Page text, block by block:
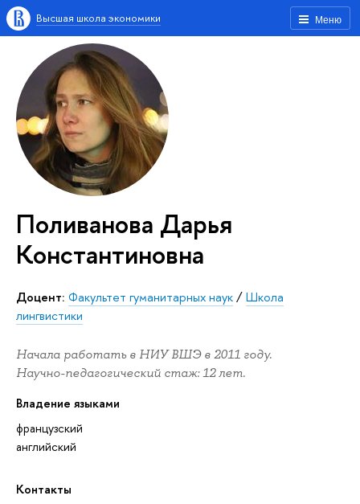
Меню
Высшая школа экономики
Поливанова Дарья
Константиновна
Доцент: Факультет гуманитарных наук/Школа
лингвистики
Начала работать в НИУ ВШЭ в 2011 году.
Научно-педагогический стаж: 12 лет.
Владение языками
французский
английский
Контакты